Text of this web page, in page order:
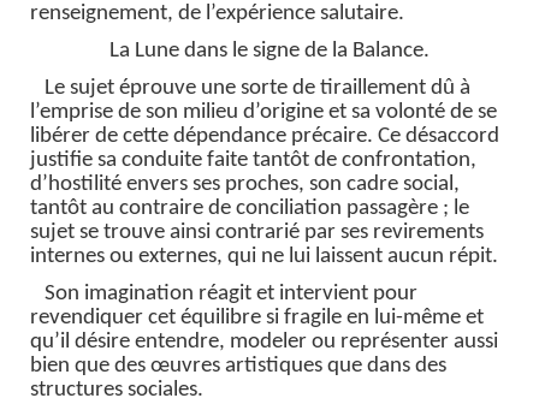
renseignement, de l’expérience salutaire.
La Lune dans le signe de la Balance.
Le sujet éprouve une sorte de tiraillement dû à
l’emprise de son milieu d’origine et sa volonté de se
libérer de cette dépendance précaire. Ce désaccord
justifie sa conduite faite tantôt de confrontation,
d’hostilité envers ses proches, son cadre social,
tantôt au contraire de conciliation passagère ; le
sujet se trouve ainsi contrarié par ses revirements
internes ou externes, qui ne lui laissent aucun répit.
Son imagination réagit et intervient pour
revendiquer cet équilibre si fragile en lui-même et
qu’il désire entendre, modeler ou représenter aussi
bien que des œuvres artistiques que dans des
structures sociales.